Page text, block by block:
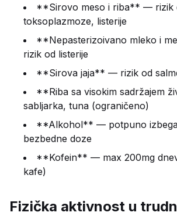
**Sirovo meso i riba** — rizik
toksoplazmoze, listerije
**Nepasterizoivano mleko i
rizik od listerije
**Sirova jaja** — rizik od
**Riba sa visokim sadržajem
sabljarka, tuna (ograničeno)
**Alkohol** — potpuno
bezbedne doze
**Kofein** — max 200mg
kafe)
Fizička aktivnost u